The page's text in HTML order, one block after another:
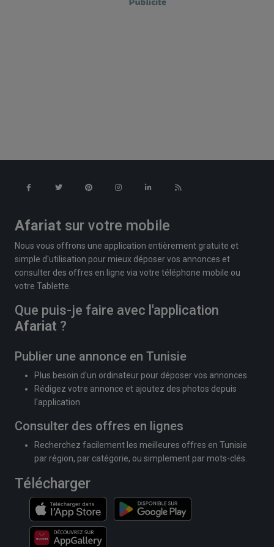
Afariat sur votre mobile
Nous vous offrons une application entièrement gratuite et
simple d'utilisation pour mieux déposer vos annonces et
consulter des offres en ligne via votre téléphone mobile ou
votre Tablette.
Que puis-je faire avec l'application
Afariat ?
Publier une annonce en Tunisie
Plus besoin d'un ordinateur pour déposer vos annonces
Rédigez votre annonce et ajoutez des photos depuis
l'application
Consulter des offres en lignes
Recherchez facilement les meilleures offres en Tunisie
par région, par catégorie, ou simplement par mots-clés.
Télécharger